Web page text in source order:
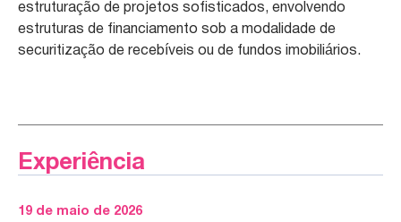
estruturação de projetos sofisticados, envolvendo
estruturas de financiamento sob a modalidade de
securitização de recebíveis ou de fundos imobiliários.
Experiência
19 de maio de 2026